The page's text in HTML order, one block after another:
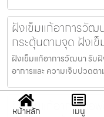
ฝังเข็มแก้อาการวัฒ
กระตุ้นตามจุด ฝังเ
ฝังเข็มแก้อาการวัฒนา รับฝั
อาการและ ความเจ็บปวดต
ฝังเข็มแก้อาการออ
หน้าหลัก เมนู